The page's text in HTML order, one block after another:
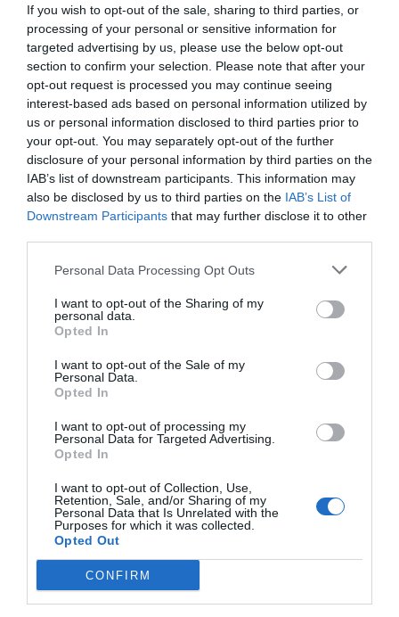
If you wish to opt-out of the sale, sharing to third parties, or
processing of your personal or sensitive information for
targeted advertising by us, please use the below opt-out
section to confirm your selection. Please note that after your
opt-out request is processed you may continue seeing
interest-based ads based on personal information utilized by
us or personal information disclosed to third parties prior to
your opt-out. You may separately opt-out of the further
disclosure of your personal information by third parties on the
IAB’s list of downstream participants. This information may
also be disclosed by us to third parties on the IAB’s List of
Downstream Participants that may further disclose it to other
Personal Data Processing Opt Outs
I want to opt-out of the Sharing of my
personal data.
Opted In
I want to opt-out of the Sale of my
Personal Data.
Opted In
I want to opt-out of processing my
Personal Data for Targeted Advertising.
Opted In
I want to opt-out of Collection, Use,
Retention, Sale, and/or Sharing of my
Personal Data that Is Unrelated with the
Purposes for which it was collected.
Opted Out
CONFIRM
ΔΗΜΟΦΙΛΕΣΤΕΡΑ ΗΜΕΡΑΣ
1 ΠΑΙΧΝΙΔΙΑ
Επιπέδου Γυμνασίου:
ότι δεν έμαθες σωστά την ελληνική ιστορία